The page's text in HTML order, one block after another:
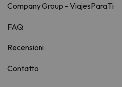
Company Group - ViajesParaTi
FAQ
Recensioni
Contatto